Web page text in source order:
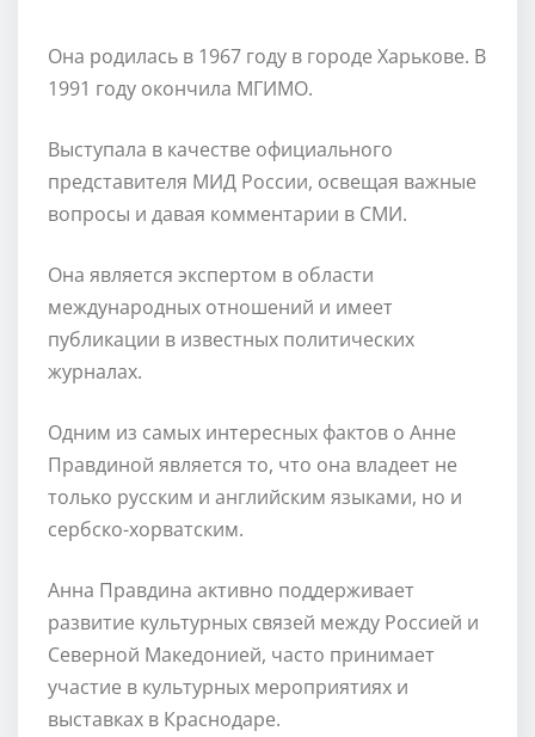
Она родилась в 1967 году в городе Харькове. В
1991 году окончила МГИМО.
Выступала в качестве официального
представителя МИД России, освещая важные
вопросы и давая комментарии в СМИ.
Она является экспертом в области
международных отношений и имеет
публикации в известных политических
журналах.
Одним из самых интересных фактов о Анне
Правдиной является то, что она владеет не
только русским и английским языками, но и
сербско-хорватским.
Анна Правдина активно поддерживает
развитие культурных связей между Россией и
Северной Македонией, часто принимает
участие в культурных мероприятиях и
выставках в Краснодаре.